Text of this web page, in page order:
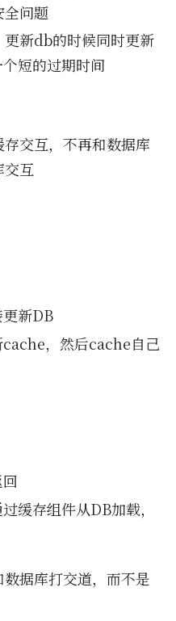
全问题
更新db的时候同时更新
短的过期时间
交互，不再和数据库
交互
新DB
，然后cache自己
缓存组件从DB加载，
据库打交道，而不是